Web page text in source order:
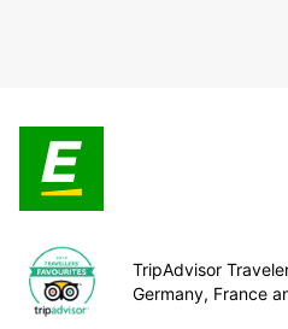
TripAdvisor
Germany, France